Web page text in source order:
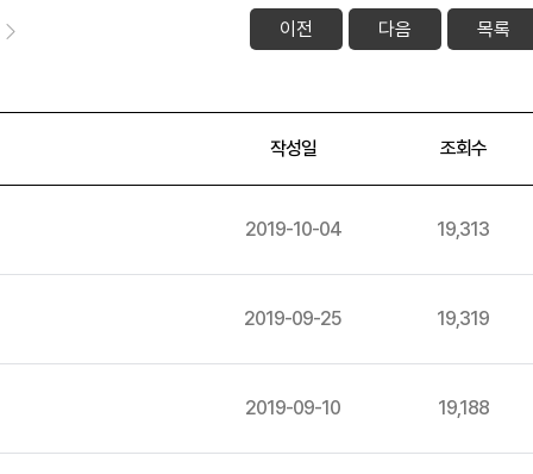
이전 다음 목록
작성일 조회수
2019-10-04 19,313
2019-09-25 19,319
2019-09-10 19,188